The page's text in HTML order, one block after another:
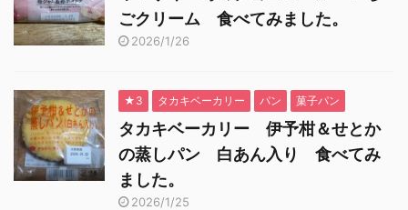
ごクリーム 食べてみました。
2026/1/26
★3 タカキベーカリー パン 菓子パン
タカキベーカリー 伊予柑＆せとか
の蒸しパン 白あん入り 食べてみ
ました。
2026/1/25